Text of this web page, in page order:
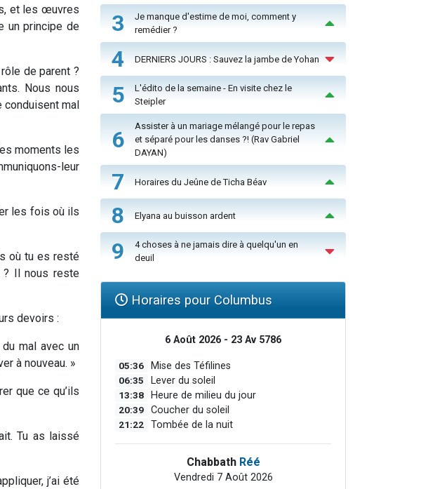
et les œuvres
un principe de
de parent ?
Nous nous
mal
moments les
leur
les fois où ils
où tu es resté
? Il nous reste
devoirs :
mal avec un
à nouveau. »
que ce qu’ils
Tu as laissé
j’ai été
3
Je manque d'estime de moi, comment y
remédier ?
4 DERNIERS JOURS : Sauvez la jambe de Yohan
5
L'édito de la semaine - En visite chez le
Steipler
6
Assister à un mariage mélangé pour le repas
et séparé pour les danses ?! (Rav Gabriel
DAYAN)
7 Horaires du Jeûne de Ticha Béav
8 Elyana au buisson ardent
9
4 choses à ne jamais dire à quelqu'un en
deuil
Horaires pour Columbus
6 Août 2026 - 23 Av 5786
05:36 Mise des Téfilines
06:35 Lever du soleil
13:38 Heure de milieu du jour
20:39 Coucher du soleil
21:22 Tombée de la nuit
Chabbath Réé
Vendredi 7 Août 2026